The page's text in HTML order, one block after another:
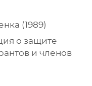
(1989)
о защите
и членов